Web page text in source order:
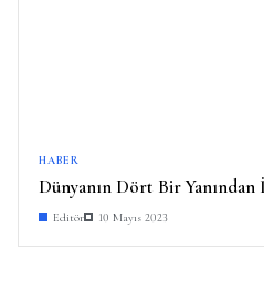
HABER
Dünyanın Dört Bir
Editör 10 Mayıs 2023